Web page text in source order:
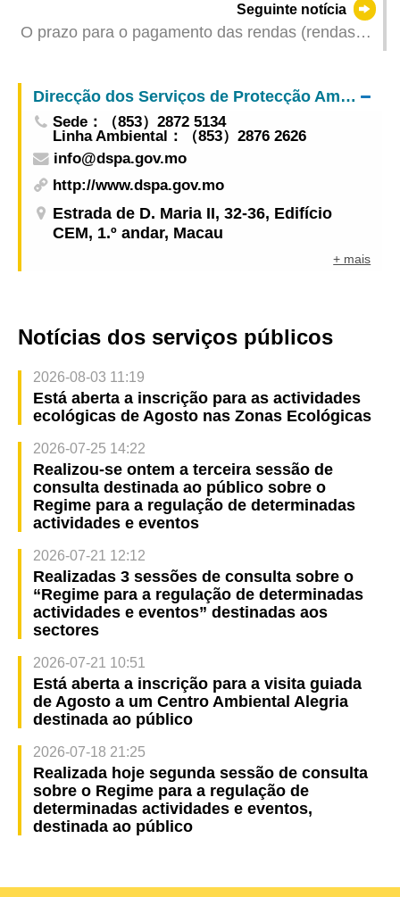
Seguinte notícia
O prazo para o pagamento das rendas (rendas
Direcção dos Serviços de Protecção Ambiental
Sede：（853）2872 5134
Linha Ambiental：（853）2876 2626
info@dspa.gov.mo
http://www.dspa.gov.mo
Estrada de D. Maria II, 32-36, Edifício
CEM, 1.º andar, Macau
+ mais
Notícias dos serviços públicos
2026-08-03 11:19
Está aberta a inscrição para as actividades
ecológicas de Agosto nas Zonas Ecológicas
2026-07-25 14:22
Realizou-se ontem a terceira sessão de
consulta destinada ao público sobre o
Regime para a regulação de determinadas
actividades e eventos
2026-07-21 12:12
Realizadas 3 sessões de consulta sobre o
“Regime para a regulação de determinadas
actividades e eventos” destinadas aos
sectores
2026-07-21 10:51
Está aberta a inscrição para a visita guiada
de Agosto a um Centro Ambiental Alegria
destinada ao público
2026-07-18 21:25
Realizada hoje segunda sessão de consulta
sobre o Regime para a regulação de
determinadas actividades e eventos,
destinada ao público